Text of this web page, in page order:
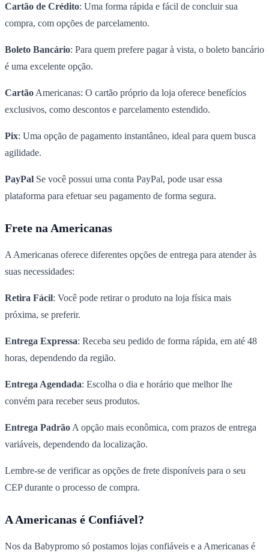
Cartão de Crédito: Uma forma rápida e fácil de concluir sua
compra, com opções de parcelamento.
Boleto Bancário: Para quem prefere pagar à vista, o boleto bancário
é uma excelente opção.
Cartão Americanas: O cartão próprio da loja oferece benefícios
exclusivos, como descontos e parcelamento estendido.
Pix: Uma opção de pagamento instantâneo, ideal para quem busca
agilidade.
PayPal Se você possui uma conta PayPal, pode usar essa
plataforma para efetuar seu pagamento de forma segura.
Frete na Americanas
A Americanas oferece diferentes opções de entrega para atender às
suas necessidades:
Retira Fácil: Você pode retirar o produto na loja física mais
próxima, se preferir.
Entrega Expressa: Receba seu pedido de forma rápida, em até 48
horas, dependendo da região.
Entrega Agendada: Escolha o dia e horário que melhor lhe
convém para receber seus produtos.
Entrega Padrão A opção mais econômica, com prazos de entrega
variáveis, dependendo da localização.
Lembre-se de verificar as opções de frete disponíveis para o seu
CEP durante o processo de compra.
A Americanas é Confiável?
Nos da Babypromo só postamos lojas confiáveis e a Americanas é